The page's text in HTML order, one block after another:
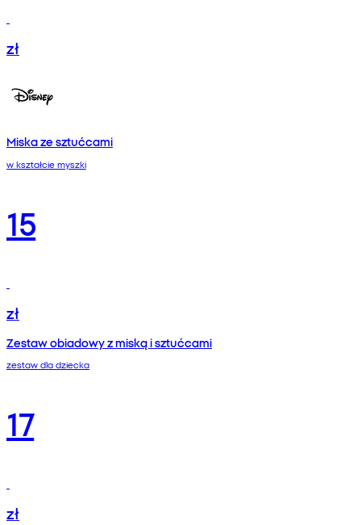
zł
Miska ze sztućcami
w kształcie myszki
15
zł
Zestaw obiadowy z miską i sztućcami
zestaw dla dziecka
17
zł